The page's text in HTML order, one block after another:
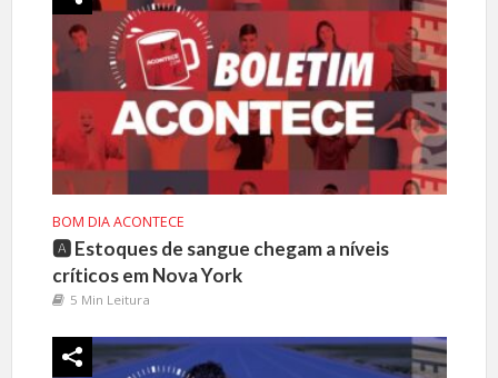
BOM DIA ACONTECE
🅰️ Estoques de sangue chegam a níveis
críticos em Nova York
5 Min Leitura